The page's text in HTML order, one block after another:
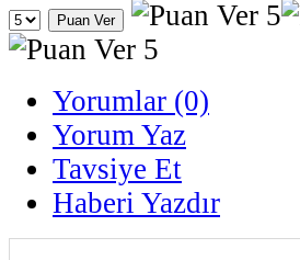
Yorumlar (0)
Yorum Yaz
Tavsiye Et
Haberi Yazdır